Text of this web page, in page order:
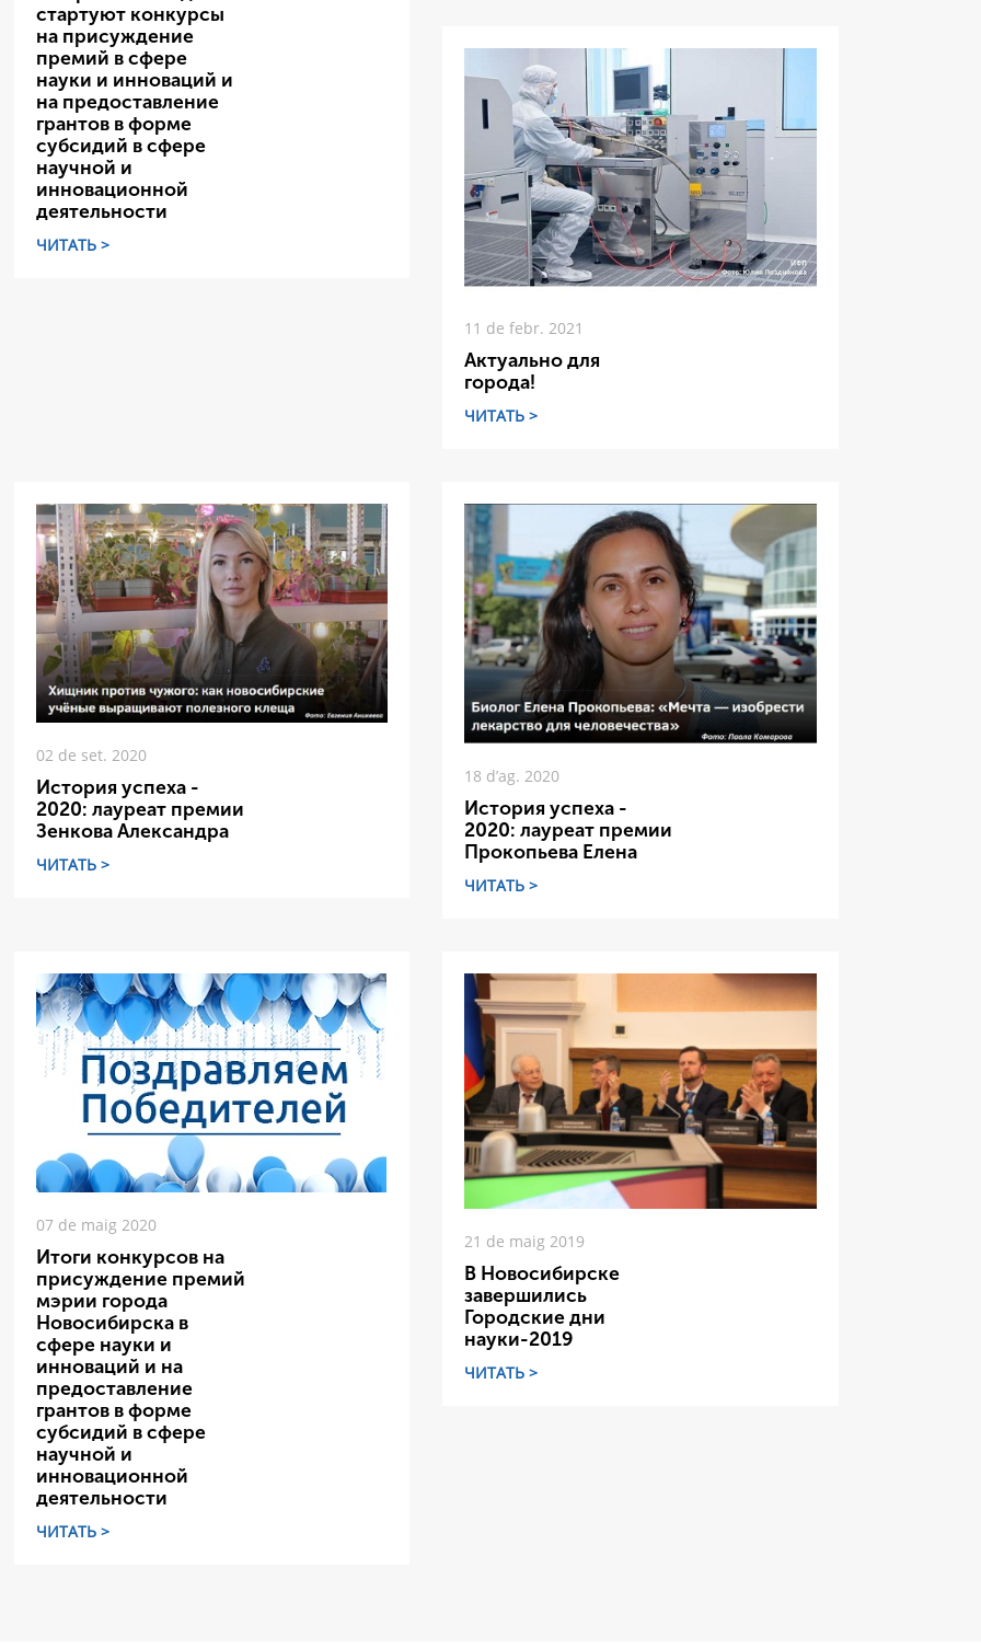
стартуют конкурсы
на присуждение
премий в сфере
науки и инноваций и
на предоставление
грантов в форме
субсидий в сфере
научной и
инновационной
деятельности
ЧИТАТЬ >
11 de febr. 2021
Актуально для
города!
ЧИТАТЬ >
02 de set. 2020
История успеха -
2020: лауреат премии
Зенкова Александра
ЧИТАТЬ >
18 d’ag. 2020
История успеха -
2020: лауреат премии
Прокопьева Елена
ЧИТАТЬ >
07 de maig 2020
Итоги конкурсов на
присуждение премий
мэрии города
Новосибирска в
сфере науки и
инноваций и на
предоставление
грантов в форме
субсидий в сфере
научной и
инновационной
деятельности
ЧИТАТЬ >
21 de maig 2019
В Новосибирске
завершились
Городские дни
науки-2019
ЧИТАТЬ >